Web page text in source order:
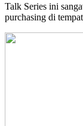
Talk Series ini
purchasing di